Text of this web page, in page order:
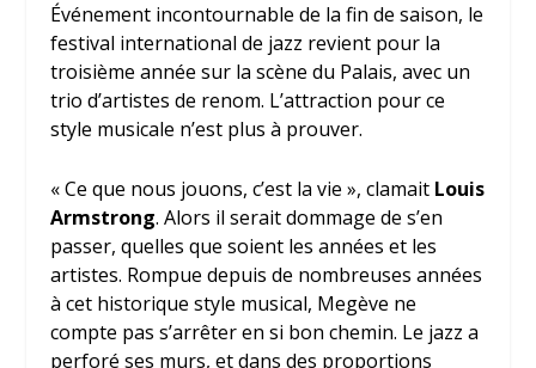
Événement incontournable de la fin de saison, le
festival international de jazz revient pour la
troisième année sur la scène du Palais, avec un
trio d’artistes de renom. L’attraction pour ce
style musicale n’est plus à prouver.
« Ce que nous jouons, c’est la vie », clamait Louis
Armstrong. Alors il serait dommage de s’en
passer, quelles que soient les années et les
artistes. Rompue depuis de nombreuses années
à cet historique style musical, Megève ne
compte pas s’arrêter en si bon chemin. Le jazz a
perforé ses murs, et dans des proportions